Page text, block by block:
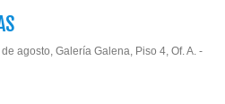
agosto, Galería Galena, Piso 4, Of. A. -